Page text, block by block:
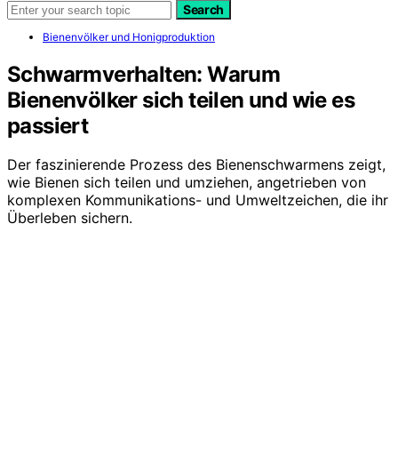
Search
Bienenvölker und Honigproduktion
Schwarmverhalten: Warum
Bienenvölker sich teilen und wie es
passiert
Der faszinierende Prozess des Bienenschwarmens zeigt,
wie Bienen sich teilen und umziehen, angetrieben von
komplexen Kommunikations- und Umweltzeichen, die ihr
Überleben sichern.